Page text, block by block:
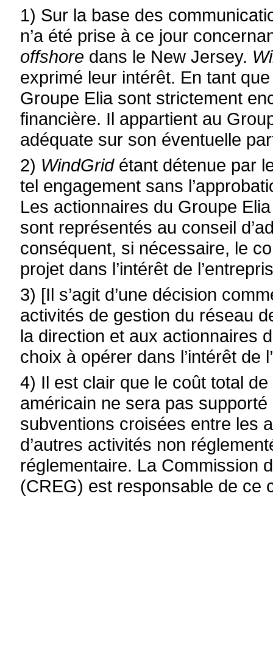
1) Sur la base des
n’a été prise à ce jour
offshore dans le New Jersey.
exprimé leur intérêt. En tant
Groupe Elia sont strictement
financière. Il appartient au
adéquate sur son éventuelle
2) WindGridétant détenue par
tel engagement sans
Les actionnaires du Groupe
sont représentés au conseil
conséquent, si nécessaire, le
projet dans l’intérêt de
3) [Il s’agit d’une décision
activités de gestion du réseau
la direction et aux actionnaires
choix à opérer dans l’intérêt de
4) Il est clair que le coût total
américain ne sera pas
subventions croisées entre les
d’autres activités non
réglementaire. La Commission
(CREG) est responsable de ce